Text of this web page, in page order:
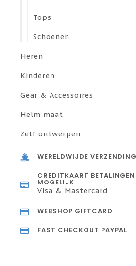
Tops
Schoenen
Heren
Kinderen
Gear & Accessoires
Helm maat
Zelf ontwerpen
WERELDWIJDE VERZENDING
CREDITKAART BETALINGEN
MOGELIJK
Visa & Mastercard
WEBSHOP GIFTCARD
FAST CHECKOUT PAYPAL